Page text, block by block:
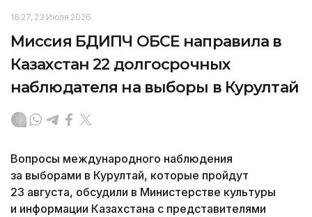
16:27, 23 Июля 2026
Миссия БДИПЧ ОБСЕ направила в
Казахстан 22 долгосрочных
наблюдателя на выборы в Курултай
Вопросы международного наблюдения
за выборами в Курултай, которые пройдут
23 августа, обсудили в Министерстве культуры
и информации Казахстана с представителями